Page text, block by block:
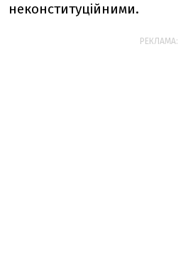
неконституційними.
РЕКЛАМА: